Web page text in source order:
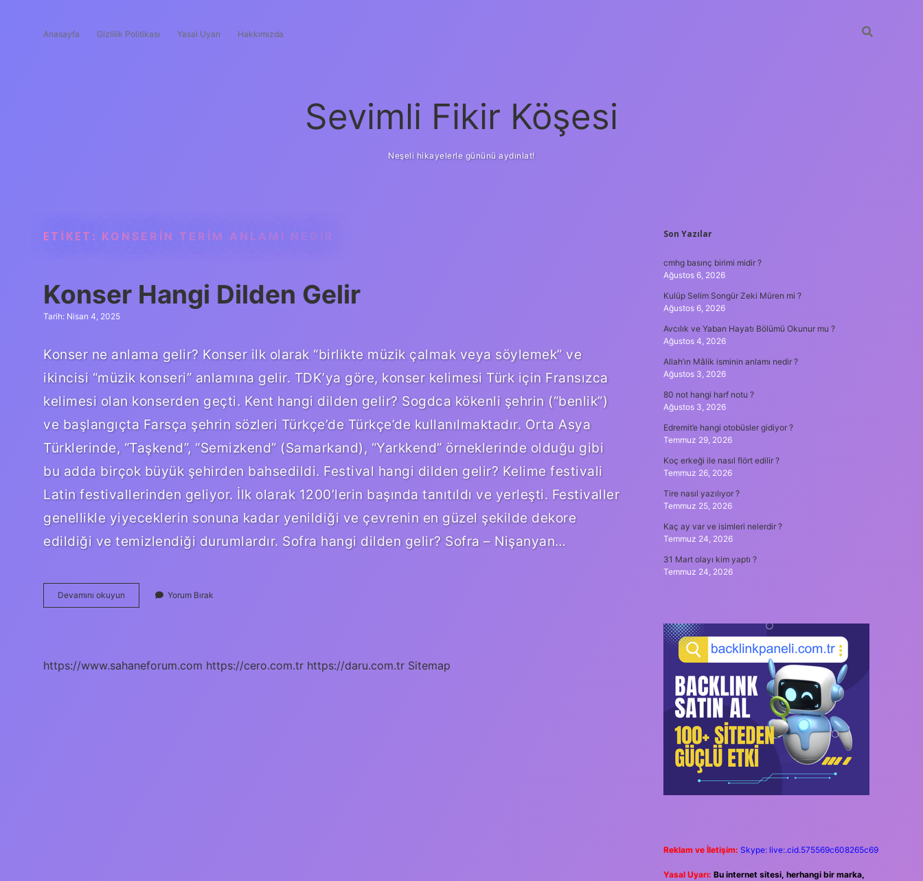
Anasayfa Gizlilik Politikası Yasal Uyarı Hakkımızda
Sevimli Fikir Köşesi
Neşeli hikayelerle gününü aydınlat!
ETIKET: KONSERIN TERIM ANLAMI NEDIR
Konser Hangi Dilden Gelir
Tarih: Nisan 4, 2025
Konser ne anlama gelir? Konser ilk olarak “birlikte müzik çalmak veya söylemek” ve
ikincisi “müzik konseri” anlamına gelir. TDK’ya göre, konser kelimesi Türk için Fransızca
kelimesi olan konserden geçti. Kent hangi dilden gelir? Sogdca kökenli şehrin (“benlik”)
ve başlangıçta Farsça şehrin sözleri Türkçe’de Türkçe’de kullanılmaktadır. Orta Asya
Türklerinde, “Taşkend”, “Semizkend” (Samarkand), “Yarkkend” örneklerinde olduğu gibi
bu adda birçok büyük şehirden bahsedildi. Festival hangi dilden gelir? Kelime festivali
Latin festivallerinden geliyor. İlk olarak 1200’lerin başında tanıtıldı ve yerleşti. Festivaller
genellikle yiyeceklerin sonuna kadar yenildiği ve çevrenin en güzel şekilde dekore
edildiği ve temizlendiği durumlardır. Sofra hangi dilden gelir? Sofra – Nişanyan…
Devamını okuyun
Hangi
Yorum Bırak
https://www.sahaneforum.com https://cero.com.tr https://daru.com.tr Sitemap
SIDEBAR
Son Yazılar
cmhg basınç birimi midir ?
Ağustos 6, 2026
Kulüp Selim Songür Zeki Müren mi ?
Ağustos 6, 2026
Avcılık ve Yaban Hayatı Bölümü Okunur mu ?
Ağustos 4, 2026
Allah’ın Mâlik isminin anlamı nedir ?
Ağustos 3, 2026
80 not hangi harf notu ?
Ağustos 3, 2026
Edremit’e hangi otobüsler gidiyor ?
Temmuz 29, 2026
Koç erkeği ile nasıl flört edilir ?
Temmuz 26, 2026
Tire nasıl yazılıyor ?
Temmuz 25, 2026
Kaç ay var ve isimleri nelerdir ?
Temmuz 24, 2026
31 Mart olayı kim yaptı ?
Temmuz 24, 2026
Reklam ve İletişim: Skype: live:.cid.575569c608265c69
Yasal Uyarı: Bu internet sitesi, herhangi bir marka,